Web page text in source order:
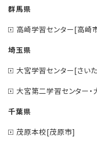
群馬県
高崎学習センター[高崎
埼玉県
大宮学習センター[さい
大宮第二学習センター
千葉県
茂原本校[茂原市]